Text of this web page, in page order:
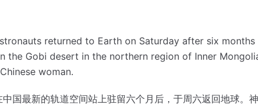
returned to Earth on Saturday after six
the Gobi desert in the northern region of Inner
woman.
国最新的轨道空间站上驻留六个月后，于周六返回地球。